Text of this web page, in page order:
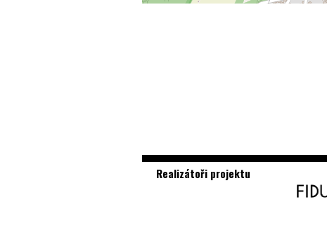
Realizátoři projektu